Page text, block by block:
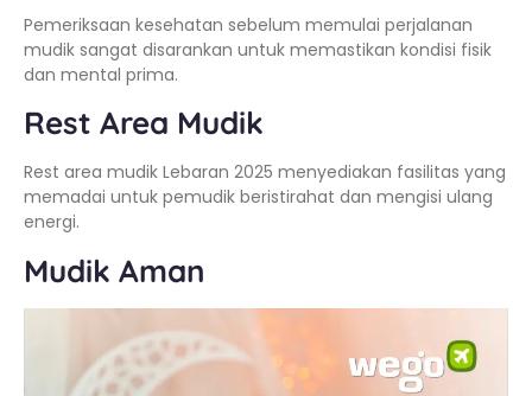
Pemeriksaan kesehatan sebelum memulai perjalanan
mudik sangat disarankan untuk memastikan kondisi fisik
dan mental prima.
Rest Area Mudik
Rest area mudik Lebaran 2025 menyediakan fasilitas yang
memadai untuk pemudik beristirahat dan mengisi ulang
energi.
Mudik Aman